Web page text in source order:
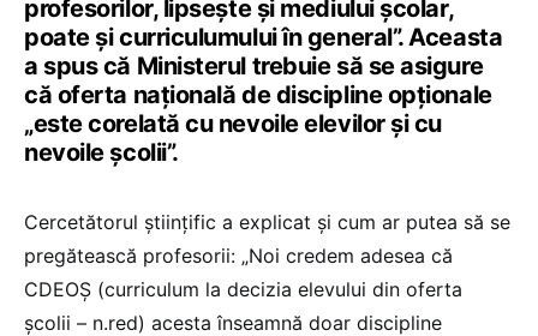
profesorilor, lipsește și mediului școlar,
poate și curriculumului în general”. Aceasta
a spus că Ministerul trebuie să se asigure
că oferta națională de discipline opționale
„este corelată cu nevoile elevilor și cu
nevoile școlii”.
Cercetătorul științific a explicat și cum ar putea să se
pregătească profesorii: „Noi credem adesea că
CDEOȘ (curriculum la decizia elevului din oferta
școlii – n.red) acesta înseamnă doar discipline